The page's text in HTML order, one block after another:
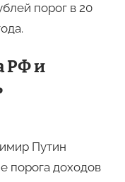
порог в 20
РФ и
Путин
порога доходов